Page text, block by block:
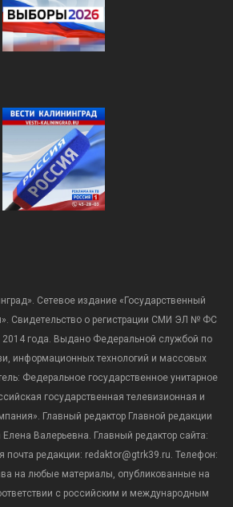
Сетевое издание «Государственный
Свидетельство о регистрации СМИ ЭЛ № ФС
2014 года. Выдано Федеральной службой по
информационных технологий и массовых
Федеральное государственное унитарное
государственная телевизионная и
Главный редактор Главной редакции
Валерьевна. Главный редактор сайта:
почта редакции: redaktor@gtrk39.ru. Телефон:
на любые материалы, опубликованные на
с российским и международным